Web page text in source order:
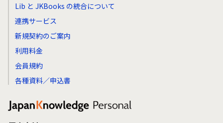
Lib と JKBooks の統合について
連携サービス
新規契約のご案内
利用料金
会員規約
各種資料／申込書